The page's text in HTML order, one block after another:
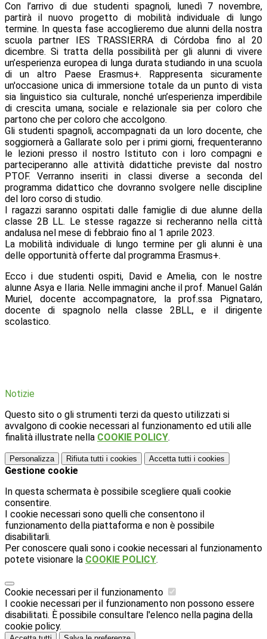
Con l’arrivo di due studenti spagnoli, lunedì 7 novembre,
partirà il nuovo progetto di mobilità individuale di lungo
termine. In questa fase accoglieremo due alunni della nostra
scuola partner IES TRASSIERRA di Córdoba fino al 20
dicembre. Si tratta della possibilità per gli alunni di vivere
un’esperienza europea di lunga durata studiando in una scuola
di un altro Paese Erasmus+. Rappresenta sicuramente
un'occasione unica di immersione totale da un punto di vista
sia linguistico sia culturale, nonché un’esperienza imperdibile
di crescita umana, sociale e relazionale sia per coloro che
partono che per coloro che accolgono.
Gli studenti spagnoli, accompagnati da un loro docente, che
soggiornerà a Gallarate solo per i primi giorni, frequenteranno
le lezioni presso il nostro Istituto con i loro compagni e
parteciperanno alle attività didattiche previste dal nostro
PTOF. Verranno inseriti in classi diverse a seconda del
programma didattico che dovranno svolgere nelle discipline
del loro corso di studio.
I ragazzi saranno ospitati dalle famiglie di due alunne della
classe 2B LL. Le stesse ragazze si recheranno nella città
andalusa nel mese di febbraio fino al 1 aprile 2023.
La mobilità individuale di lungo termine per gli alunni è una
delle opportunità offerte dal programma Erasmus+.
Ecco i due studenti ospiti, David e Amelia, con le nostre
alunne Asya e Ilaria. Nelle immagini anche il prof. Manuel Galán
Muriel, docente accompagnatore, la prof.ssa Pignataro,
docente di spagnolo nella classe 2BLL, e il dirigente
scolastico.
Notizie
Questo sito o gli strumenti terzi da questo utilizzati si
avvalgono di cookie necessari al funzionamento ed utili alle
finalità illustrate nella COOKIE POLICY.
Personalizza Rifiuta tutti i cookies Accetta tutti i cookies
Gestione cookie
In questa schermata è possibile scegliere quali cookie
consentire.
I cookie necessari sono quelli che consentono il
funzionamento della piattaforma e non è possibile
disabilitarli.
Per conoscere quali sono i cookie necessari al funzionamento
potete visionare la COOKIE POLICY.
Cookie necessari per il funzionamento
I cookie necessari per il funzionamento non possono essere
disabilitati. È possibile consultare l'elenco nella pagina della
cookie policy.